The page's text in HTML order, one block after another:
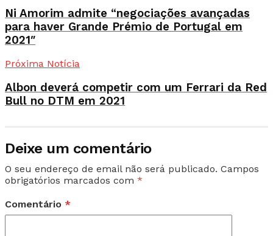
Ni Amorim admite “negociações avançadas
para haver Grande Prémio de Portugal em
2021″
Próxima Notícia
Albon deverá competir com um Ferrari da Red
Bull no DTM em 2021
Deixe um comentário
O seu endereço de email não será publicado. Campos
obrigatórios marcados com *
Comentário *